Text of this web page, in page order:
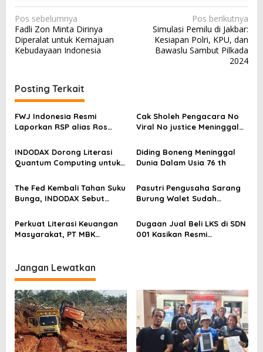
N
a
v
g
a
s
i
p
o
s
Pos sebelumnya
Fadli Zon Minta Dirinya
Diperalat untuk Kemajuan
Kebudayaan Indonesia
Pos berikutnya
Simulasi Pemilu di Jakbar:
Kesiapan Polri, KPU, dan
Bawaslu Sambut Pilkada
2024
Posting Terkait
FWJ Indonesia Resmi
Laporkan RSP alias Ros
Cak Sholeh Pengacara No
Viral No justice Meninggal
INDODAX Dorong Literasi
Quantum Computing untuk
Blockchain
Diding Boneng Meninggal
Dunia Dalam Usia 76 th
The Fed Kembali Tahan Suku
Bunga, INDODAX Sebut
Sentimen Pasar
Pasutri Pengusaha Sarang
Burung Walet Sudah
Pelapor Desak Polda Jambi
Segera Lakukan Penahanan
Perkuat Literasi Keuangan
Masyarakat, PT MBK
Dugaan Jual Beli LKS di SDN
001 Kasikan Resmi
Jangan Lewatkan